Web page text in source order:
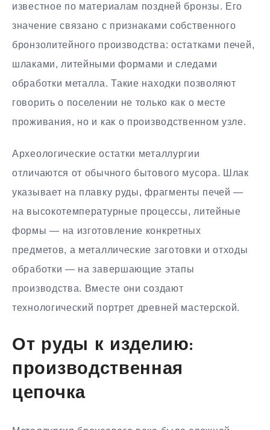
известное по материалам поздней бронзы. Его
значение связано с признаками собственного
бронзолитейного производства: остатками печей,
шлаками, литейными формами и следами
обработки металла. Такие находки позволяют
говорить о поселении не только как о месте
проживания, но и как о производственном узле.
Археологические остатки металлургии
отличаются от обычного бытового мусора. Шлак
указывает на плавку руды, фрагменты печей —
на высокотемпературные процессы, литейные
формы — на изготовление конкретных
предметов, а металлические заготовки и отходы
обработки — на завершающие этапы
производства. Вместе они создают
технологический портрет древней мастерской.
От руды к изделию:
производственная
цепочка